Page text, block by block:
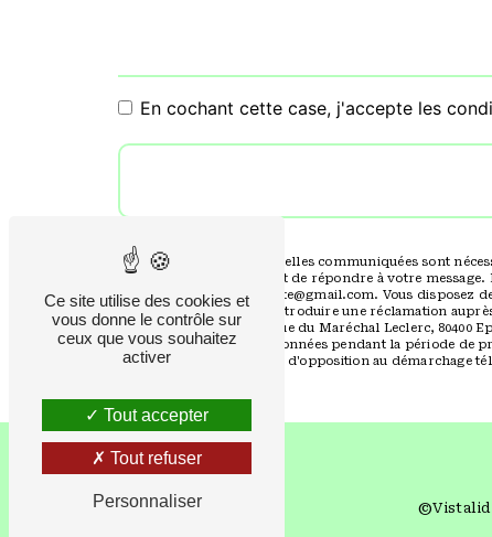
En cochant cette case, j'accepte les
** Les données personnelles communiquées sont
traitants dans le seul but de répondre à votre
Eppeville seine.electricite@gmail.com. Vous disposez
moment et du droit d’introduire une réclamation
postale à l'adresse 4B Rue du Maréchal Leclerc,
Nous conservons vos données pendant la période de
vous inscrire sur la liste d'opposition au démarchage
©Vistalid
Ce site utilise des cookies et
vous donne le contrôle sur
ceux que vous souhaitez
activer
Tout accepter
Tout refuser
Personnaliser